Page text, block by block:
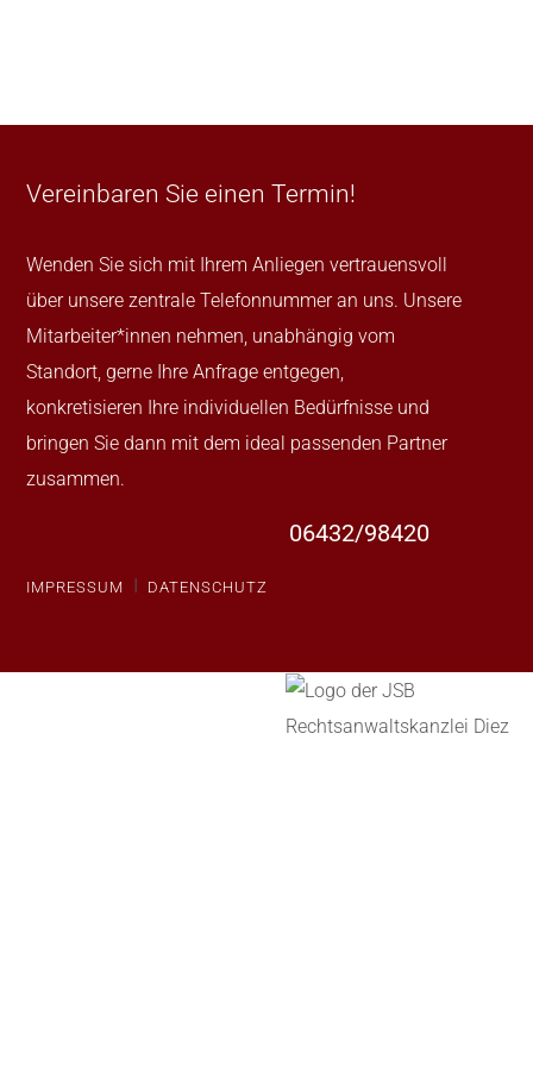
Vereinbaren Sie einen Termin!
Wenden Sie sich mit Ihrem Anliegen vertrauensvoll
über unsere zentrale Telefonnummer an uns. Unsere
Mitarbeiter*innen nehmen, unabhängig vom
Standort, gerne Ihre Anfrage entgegen,
konkretisieren Ihre individuellen Bedürfnisse und
bringen Sie dann mit dem ideal passenden Partner
zusammen.
06432/98420
IMPRESSUM I DATENSCHUTZ